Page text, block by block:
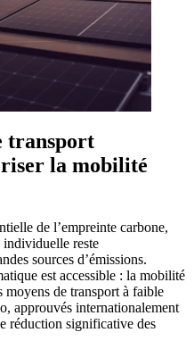
transport
la mobilité
de l’empreinte carbone,
reste
sources d’émissions.
est accessible : la mobilité
moyens de transport à faible
approuvés internationalement
réduction significative des